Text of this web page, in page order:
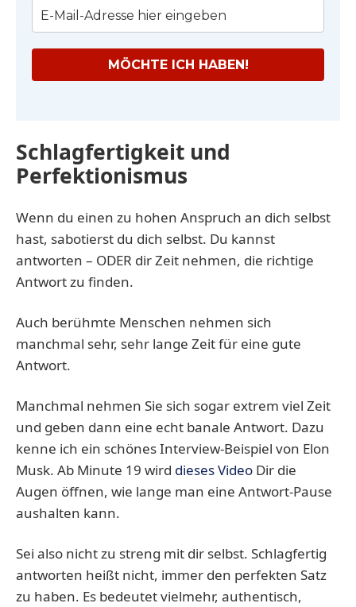
MÖCHTE ICH HABEN!
Schlagfertigkeit und
Perfektionismus
Wenn du einen zu hohen Anspruch an dich selbst
hast, sabotierst du dich selbst. Du kannst
antworten – ODER dir Zeit nehmen, die richtige
Antwort zu finden.
Auch berühmte Menschen nehmen sich
manchmal sehr, sehr lange Zeit für eine gute
Antwort.
Manchmal nehmen Sie sich sogar extrem viel Zeit
und geben dann eine echt banale Antwort. Dazu
kenne ich ein schönes Interview-Beispiel von Elon
Musk. Ab Minute 19 wird dieses Video Dir die
Augen öffnen, wie lange man eine Antwort-Pause
aushalten kann.
Sei also nicht zu streng mit dir selbst. Schlagfertig
antworten heißt nicht, immer den perfekten Satz
zu haben. Es bedeutet vielmehr, authentisch,